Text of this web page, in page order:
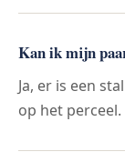
Kan ik mijn
Ja, er is een
op het perceel.